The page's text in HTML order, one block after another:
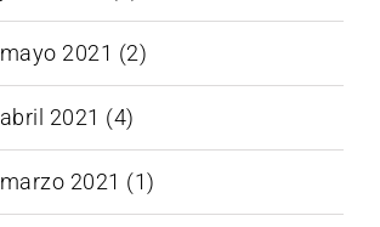
mayo 2021 (2)
abril 2021 (4)
marzo 2021 (1)